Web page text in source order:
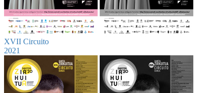
XVII Circuito
2021